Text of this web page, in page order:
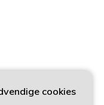
cookies